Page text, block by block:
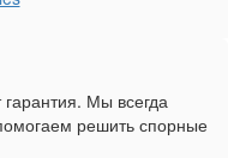
Мы всегда
решить спорные